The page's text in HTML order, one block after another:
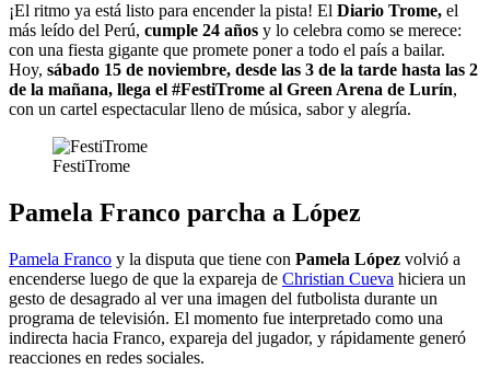
¡El ritmo ya está listo para encender la pista! El Diario Trome, el
más leído del Perú, cumple 24 años y lo celebra como se merece:
con una fiesta gigante que promete poner a todo el país a bailar.
Hoy, sábado 15 de noviembre, desde las 3 de la tarde hasta las 2
de la mañana, llega el #FestiTrome al Green Arena de Lurín,
con un cartel espectacular lleno de música, sabor y alegría.
FestiTrome
Pamela Franco parcha a López
Pamela Franco y la disputa que tiene con Pamela López volvió a
encenderse luego de que la expareja de Christian Cueva hiciera un
gesto de desagrado al ver una imagen del futbolista durante un
programa de televisión. El momento fue interpretado como una
indirecta hacia Franco, expareja del jugador, y rápidamente generó
reacciones en redes sociales.